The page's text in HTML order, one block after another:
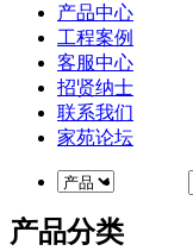
产品中心
工程案例
客服中心
招贤纳士
联系我们
家苑论坛
产品分类